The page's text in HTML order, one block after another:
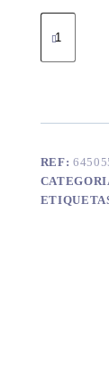
Quantidade
de
aros
REF: